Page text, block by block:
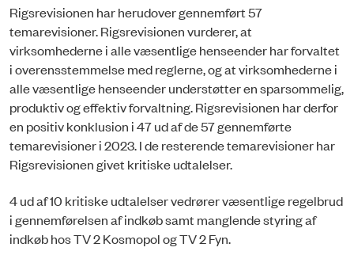
Rigsrevisionen har herudover gennemført 57
temarevisioner. Rigsrevisionen vurderer, at
virksomhederne i alle væsentlige henseender har forvaltet
i overensstemmelse med reglerne, og at virksomhederne i
alle væsentlige henseender understøtter en sparsommelig,
produktiv og effektiv forvaltning. Rigsrevisionen har derfor
en positiv konklusion i 47 ud af de 57 gennemførte
temarevisioner i 2023. I de resterende temarevisioner har
Rigsrevisionen givet kritiske udtalelser.
4 ud af 10 kritiske udtalelser vedrører væsentlige regelbrud
i gennemførelsen af indkøb samt manglende styring af
indkøb hos TV 2 Kosmopol og TV 2 Fyn.